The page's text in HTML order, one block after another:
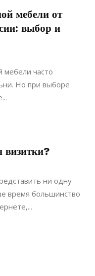
мебели от
выбор и
мебели часто
Но при выборе
визитки?
ни одну
время большинство